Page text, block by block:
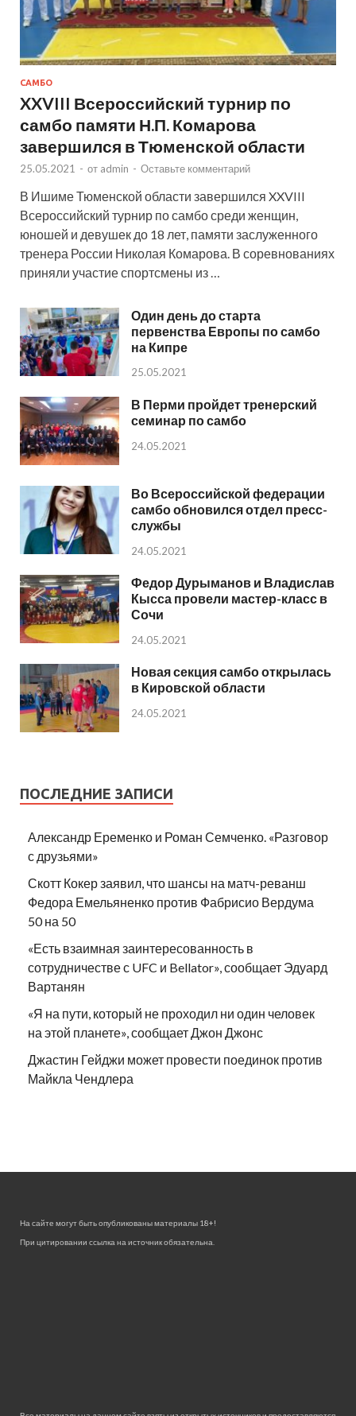
САМБО
XXVIII Всероссийский турнир по
самбо памяти Н.П. Комарова
завершился в Тюменской области
25.05.2021 - от admin - Оставьте комментарий
В Ишиме Тюменской области завершился XXVIII
Всероссийский турнир по самбо среди женщин,
юношей и девушек до 18 лет, памяти заслуженного
тренера России Николая Комарова. В соревнованиях
приняли участие спортсмены из …
Один день до старта
первенства Европы по самбо
на Кипре
25.05.2021
В Перми пройдет тренерский
семинар по самбо
24.05.2021
Во Всероссийской федерации
самбо обновился отдел пресс-
службы
24.05.2021
Федор Дурыманов и Владислав
Кысса провели мастер-класс в
Сочи
24.05.2021
Новая секция самбо открылась
в Кировской области
24.05.2021
ПОСЛЕДНИЕ ЗАПИСИ
Александр Еременко и Роман Семченко. «Разговор
с друзьями»
Скотт Кокер заявил, что шансы на матч-реванш
Федора Емельяненко против Фабрисио Вердума
50 на 50
«Есть взаимная заинтересованность в
сотрудничестве с UFC и Bellator», сообщает Эдуард
Вартанян
«Я на пути, который не проходил ни один человек
на этой планете», сообщает Джон Джонс
Джастин Гейджи может провести поединок против
Майкла Чендлера
На сайте могут быть опубликованы материалы 18+!
При цитировании ссылка на источник обязательна.